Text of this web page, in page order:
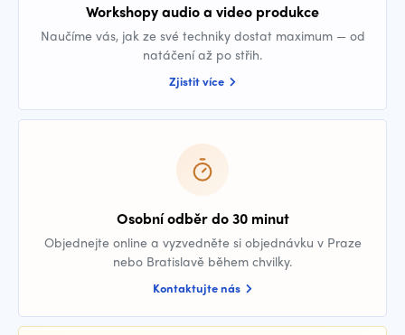
Workshopy audio a video produkce
Naučíme vás, jak ze své techniky dostat maximum — od
natáčení až po střih.
Zjistit více
Osobní odběr do 30 minut
Objednejte online a vyzvedněte si objednávku v Praze
nebo Bratislavě během chvilky.
Kontaktujte nás